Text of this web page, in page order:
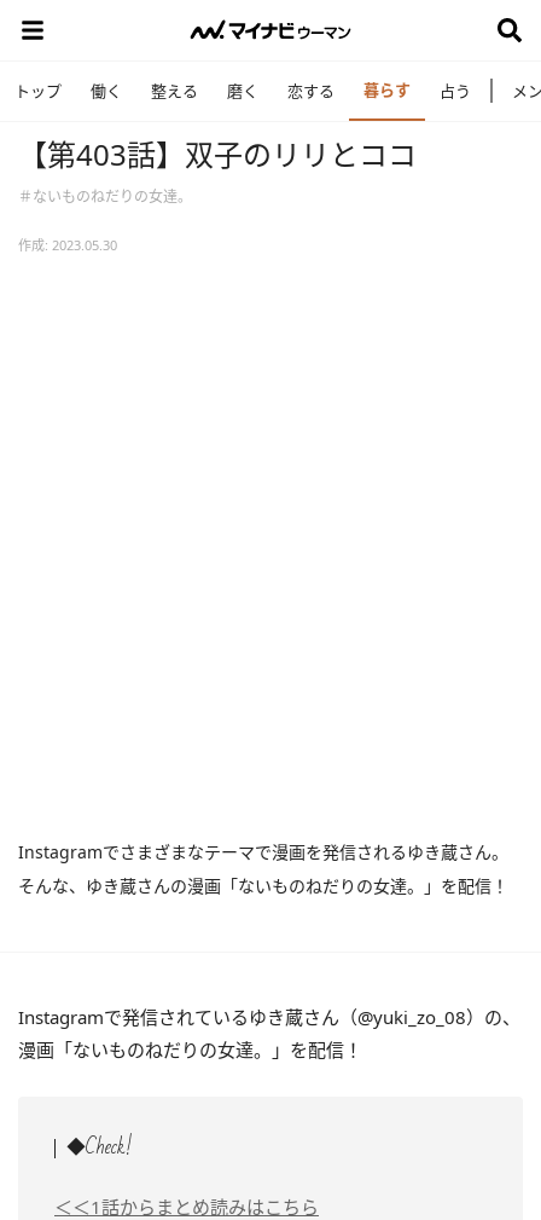
トップ 働く 整える 磨く 恋する 暮らす 占う メ
【第403話】双子のリリとココ
＃ないものねだりの女達。
作成: 2023.05.30
Instagramでさまざまなテーマで漫画を発信されるゆき蔵さん。
そんな、ゆき蔵さんの漫画「ないものねだりの女達。」を配信！
Instagramで発信されているゆき蔵さん（@yuki_zo_08）の、
漫画「ないものねだりの女達。」を配信！
◆Check!
＜＜1話からまとめ読みはこちら